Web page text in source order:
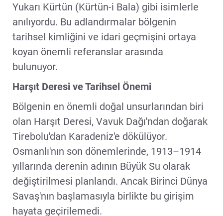
Yukarı Kürtün (Kürtün-i Bala) gibi isimlerle
anılıyordu. Bu adlandırmalar bölgenin
tarihsel kimliğini ve idari geçmişini ortaya
koyan önemli referanslar arasında
bulunuyor.
Harşıt Deresi ve Tarihsel Önemi
Bölgenin en önemli doğal unsurlarından biri
olan Harşıt Deresi, Vavuk Dağı'ndan doğarak
Tirebolu'dan Karadeniz'e dökülüyor.
Osmanlı'nın son dönemlerinde, 1913–1914
yıllarında derenin adının Büyük Su olarak
değiştirilmesi planlandı. Ancak Birinci Dünya
Savaş'nın başlamasıyla birlikte bu girişim
hayata geçirilemedi.